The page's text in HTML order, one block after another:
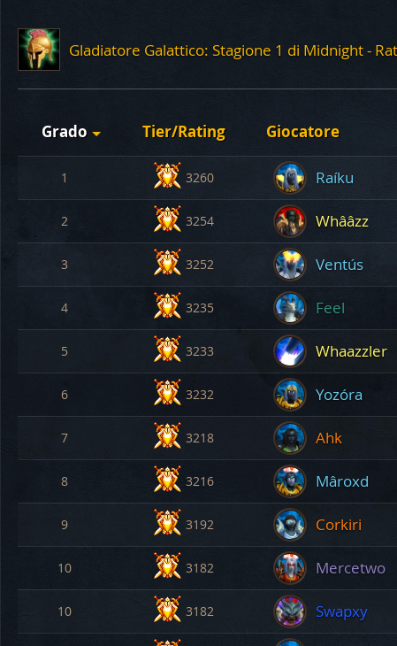
Gladiatore Galattico: Stagione 1 di Midnight -
Grado Tier/Rating Giocatore
1 3260 Raíku
2 3254 Whââzz
3 3252 Ventús
4 3235 Feel
5 3233 Whaazzler
6 3232 Yozóra
7 3218 Ahk
8 3216 Mâroxd
9 3192 Corkiri
10 3182 Mercetwo
10 3182 Swapxy